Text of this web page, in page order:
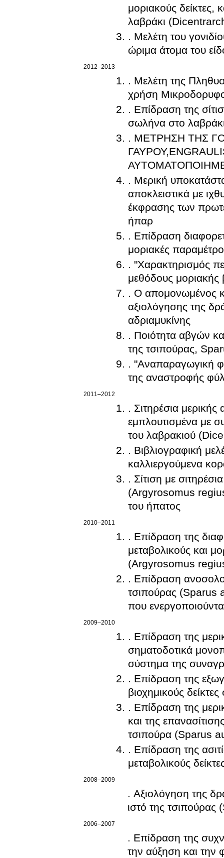
μοριακούς δείκτες,
λαβράκι
. Μελέτη του
ώριμα άτομα του
2012–2013
. Μελέτη της
χρήση
. Επίδραση της
σωλήνα στο
. ΜΕΤΡΗΣΗ ΤΗΣ
. Μερική
αποκλειστικά με
έκφρασης των
ήπαρ
. Επίδραση
μοριακές
. "Χαρακτηρισμός
μεθόδους μοριακής
. Ο απομονωμένος
αξιολόγησης της
αδριαμυκίνης
. Ποιότητα αβγών
της τσιπούρας,
. "Αναπαραγωγική
της αναστροφής
2011–2012
. Σιτηρέσια
εμπλουτισμένα με
του λαβρακιού
. Bιβλιογραφική
καλλιεργούμενα
. Σίτιση με
(Argyrosomus
του ήπατος
2010–2011
. Επίδραση της
μεταβολικούς και
(Argyrosomus
. Επίδραση
τσιπούρας (Sparus
που
2009–2010
. Επίδραση της
σηματοδοτικά
σύστημα της
. Επίδραση της
βιοχημικούς
. Επίδραση της
και της
τσιπούρα (Sparus
. Επίδραση της
μεταβολικούς
2008–2009
. Αξιολόγηση της
ιστό της
2006–2007
. Επίδραση της
την αύξηση και